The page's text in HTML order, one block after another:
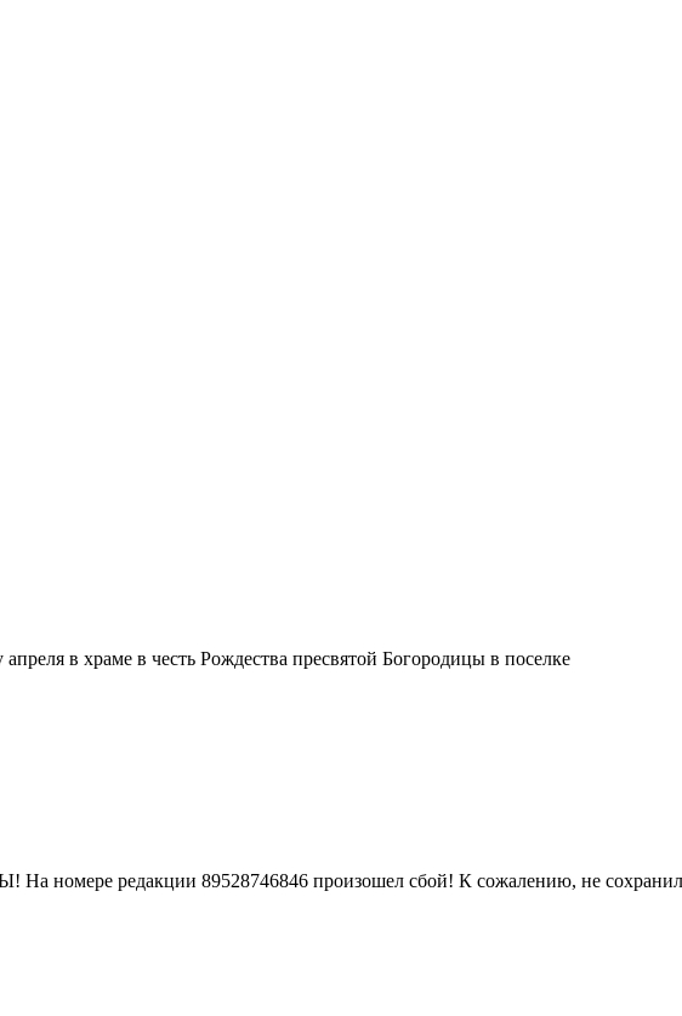
в храме в честь Рождества пресвятой Богородицы в поселке
редакции 89528746846 произошел сбой! К сожалению, не